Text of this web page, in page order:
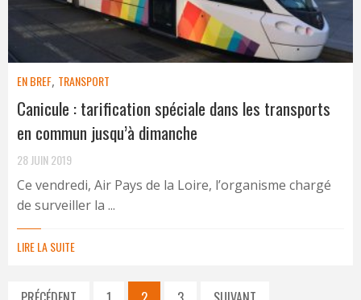
EN BREF, TRANSPORT
Canicule : tarification spéciale dans les transports
en commun jusqu’à dimanche
28 JUIN 2019
Ce vendredi, Air Pays de la Loire, l’organisme chargé
de surveiller la ...
LIRE LA SUITE